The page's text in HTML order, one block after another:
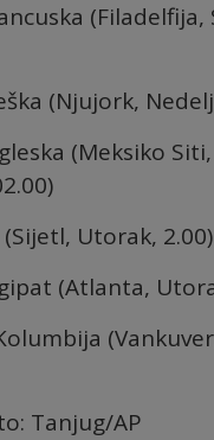
(Filadelfija,
(Njujork,
(Meksiko Siti,
(Sijetl, Utorak, 2.00)
(Atlanta,
Tanjug/AP